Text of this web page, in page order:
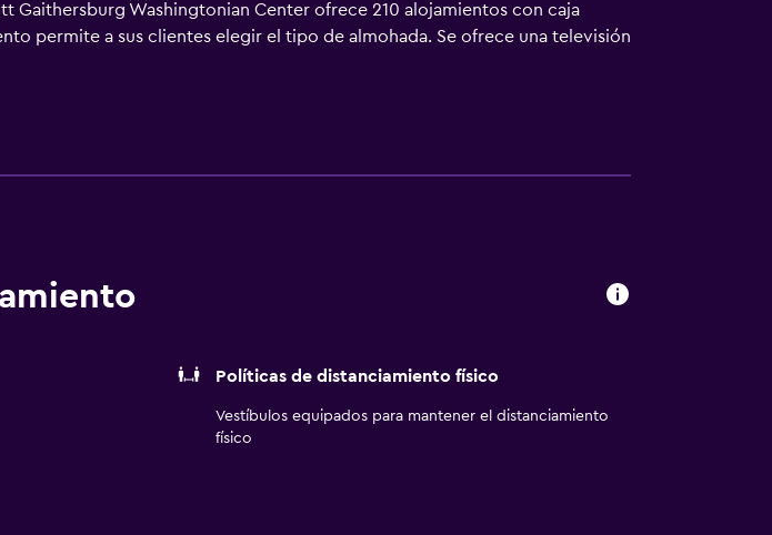
Washingtonian Center ofrece 210 alojamientos con caja
permite a sus clientes elegir el tipo de almohada. Se ofrece una televisión
de pago. Se ofrece frigorífico y cafetera y tetera. Los baños están
personal de diseño, artículos de higiene personal gratuitos y secador de
Políticas de distanciamiento físico
Vestíbulos equipados para mantener el distanciamiento
físico